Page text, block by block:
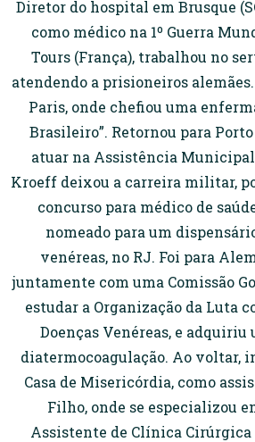
Diretor do hospital em Brusque
como médico na 1º Guerra
Tours (França), trabalhou no
atendendo a prisioneiros
Paris, onde chefiou uma
Brasileiro”. Retornou para
atuar na Assistência
Kroeff deixou a carreira militar,
concurso para médico de
nomeado para um
venéreas, no RJ. Foi para
juntamente com uma Comissão
estudar a Organização da Luta
Doenças Venéreas, e adquiriu
diatermocoagulação. Ao voltar,
Casa de Misericórdia, como
Filho, onde se especializou
Assistente de Clínica Cirúrgica